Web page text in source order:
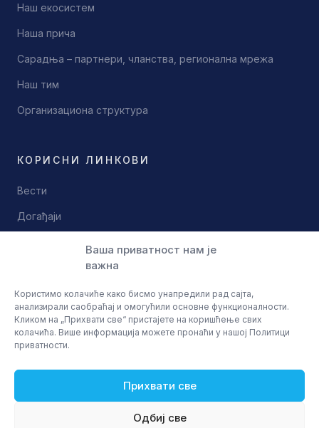
Ваша приватност нам је
важна
Користимо колачиће како бисмо унапредили рад сајта,
анализирали саобраћај и омогућили основне функционалности.
Кликом на „Прихвати све“ пристајете на коришћење свих
колачића. Више информација можете пронаћи у нашој Политици
приватности.
Прихвати све
Одбиј све
Наш екосистем
Наша прича
Сарадња – партнери, чланства, регионална мрежа
Наш тим
Организациона структура
КОРИСНИ ЛИНКОВИ
Вести
Догађаји